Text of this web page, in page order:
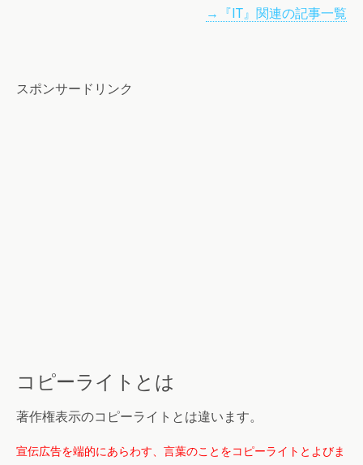
→『IT』関連の記事一覧
スポンサードリンク
コピーライトとは
著作権表示のコピーライトとは違います。
宣伝広告を端的にあらわす、言葉のことをコピーライトとよびま